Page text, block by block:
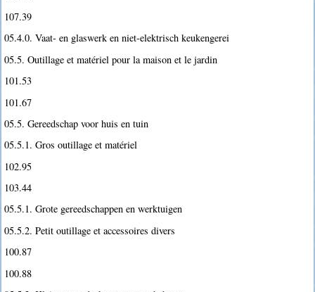
107.39
05.4.0. Vaat- en glaswerk en niet-elektrisch keukengerei
05.5. Outillage et matériel pour la maison et le jardin
101.53
101.67
05.5. Gereedschap voor huis en tuin
05.5.1. Gros outillage et matériel
102.95
103.44
05.5.1. Grote gereedschappen en werktuigen
05.5.2. Petit outillage et accessoires divers
100.87
100.88